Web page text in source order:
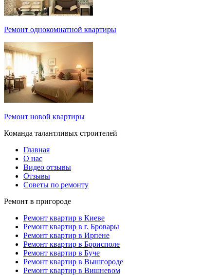
Ремонт однокомнатной квартиры
Ремонт новой квартиры
Команда талантливых строителей
Главная
О нас
Видео отзывы
Отзывы
Советы по ремонту
Ремонт в пригороде
Ремонт квартир в Киеве
Ремонт квартир в г. Бровары
Ремонт квартир в Ирпене
Ремонт квартир в Борисполе
Ремонт квартир в Буче
Ремонт квартир в Вышгороде
Ремонт квартир в Вишневом